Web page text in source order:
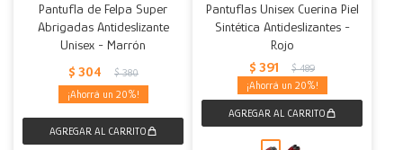
Pantufla de Felpa Super
Abrigadas Antideslizante
Unisex - Marrón
$ 304 $ 380
20
Pantuflas Unisex Cuerina Piel
Sintética Antideslizantes -
Rojo
$ 391 $ 489
20